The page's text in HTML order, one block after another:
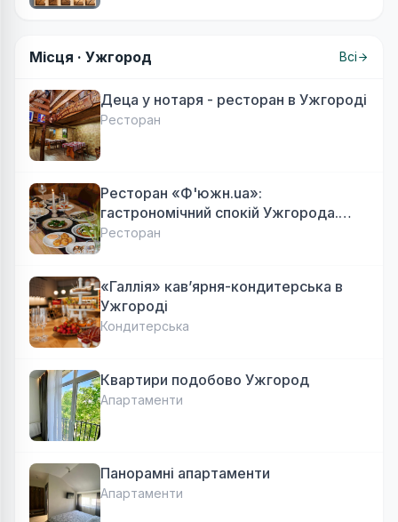
Місця · Ужгород Всі
Деца у нотаря - ресторан в Ужгороді
Ресторан
Ресторан «Ф'южн.ua»:
гастрономічний спокій Ужгорода.
Авторська локальна кухня, затишок
Ресторан
«Галлія» кав’ярня-кондитерська в
Ужгороді
Кондитерська
Квартири подобово Ужгород
Апартаменти
Панорамні апартаменти
Апартаменти